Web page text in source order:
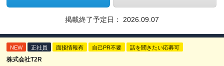
掲載終了予定日： 2026.09.07
NEW 正社員 面接情報有 自己PR不要 話を聞きたい応募可
株式会社T2R